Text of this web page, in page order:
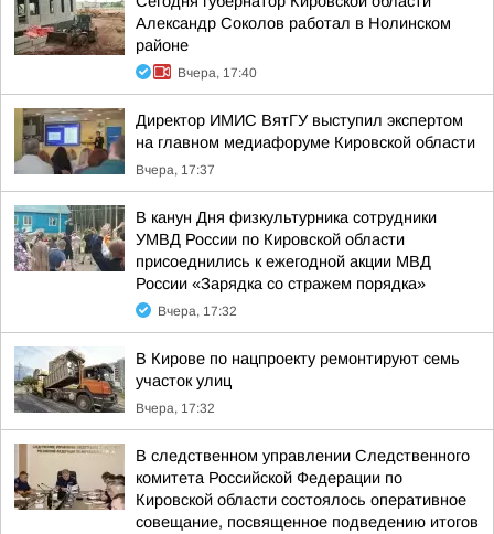
Александр Соколов работал в Нолинском
районе
Вчера, 17:40
Директор ИМИС ВятГУ выступил экспертом
на главном медиафоруме Кировской области
Вчера, 17:37
В канун Дня физкультурника сотрудники
УМВД России по Кировской области
присоеднились к ежегодной акции МВД
России «Зарядка со стражем порядка»
Вчера, 17:32
В Кирове по нацпроекту ремонтируют семь
участок улиц
Вчера, 17:32
В следственном управлении Следственного
комитета Российской Федерации по
Кировской области состоялось оперативное
совещание, посвященное подведению итогов